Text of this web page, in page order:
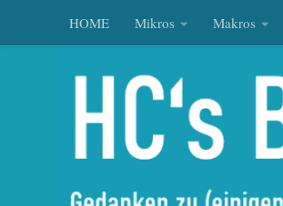
Zum Inhalt springen
HOME Mikros Makros